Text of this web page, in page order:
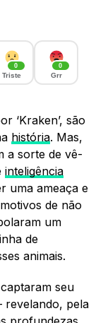
0
Triste
0
Grr
‘Kraken’, são
história. Mas,
a sorte de vê-
inteligência
uma ameaça e
de não
um
de
animais.
seu
revelando, pela